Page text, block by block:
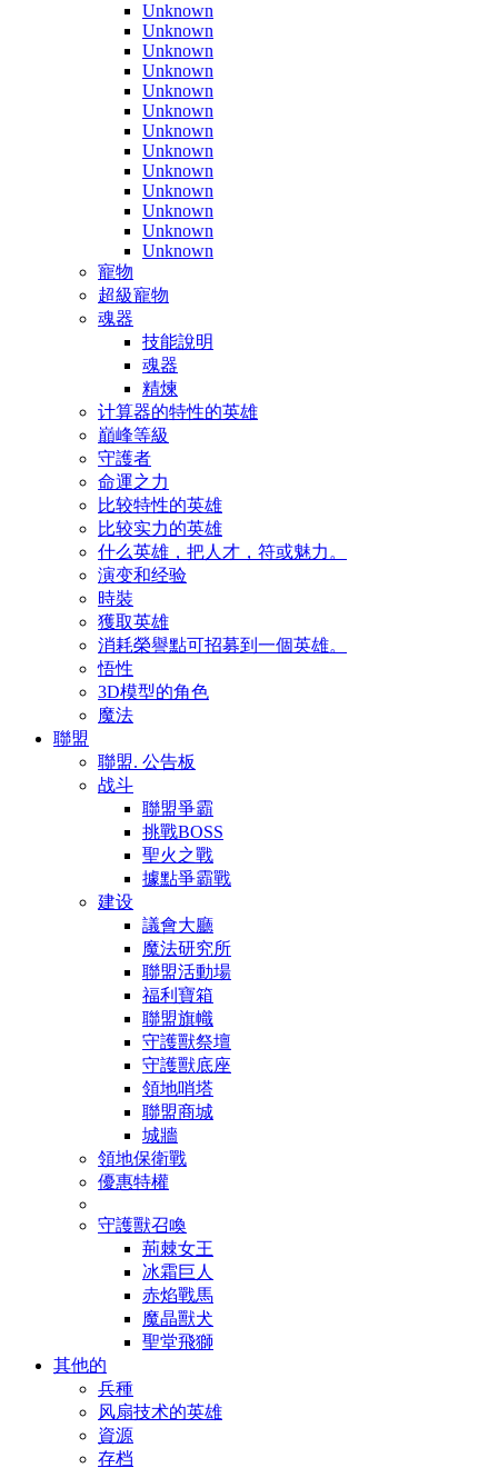
Unknown
Unknown
Unknown
Unknown
Unknown
Unknown
Unknown
Unknown
Unknown
Unknown
Unknown
Unknown
Unknown
寵物
超級寵物
魂器
技能說明
魂器
精煉
计算器的特性的英雄
巔峰等級
守護者
命運之力
比较特性的英雄
比较实力的英雄
什么英雄，把人才，符或魅力。
演变和经验
時裝
獲取英雄
消耗榮譽點可招募到一個英雄。
悟性
3D模型的角色
魔法
聯盟
聯盟. 公告板
战斗
聯盟爭霸
挑戰BOSS
聖火之戰
據點爭霸戰
建设
議會大廳
魔法研究所
聯盟活動場
福利寶箱
聯盟旗幟
守護獸祭壇
守護獸底座
領地哨塔
聯盟商城
城牆
領地保衛戰
優惠特權
守護獸召喚
荊棘女王
冰霜巨人
赤焰戰馬
魔晶獸犬
聖堂飛獅
其他的
兵種
风扇技术的英雄
資源
存档